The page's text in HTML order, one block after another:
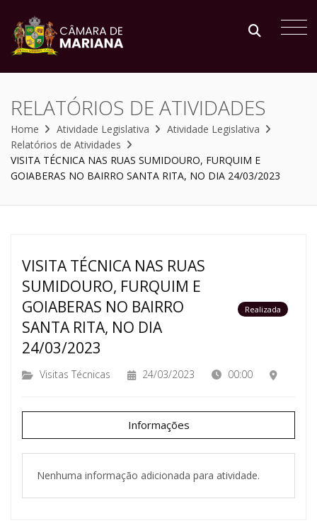
RELATÓRIOS DE ATIVIDADES
Home Atividade Legislativa
Atividade Legislativa
Relatórios de Atividades
VISITA TÉCNICA NAS RUAS SUMIDOURO, FURQUIM E
GOIABERAS NO BAIRRO SANTA RITA, NO DIA 24/03/2023
VISITA TÉCNICA NAS RUAS
SUMIDOURO, FURQUIM E
GOIABERAS NO BAIRRO
SANTA RITA, NO DIA
24/03/2023
Realizada
Visitas Técnicas 24/03/2023 00:00
Informações
Nenhuma informação adicionada para atividade.